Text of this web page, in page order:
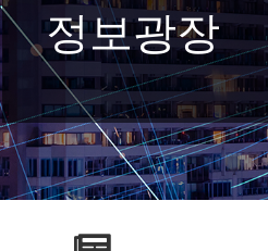
정보광장